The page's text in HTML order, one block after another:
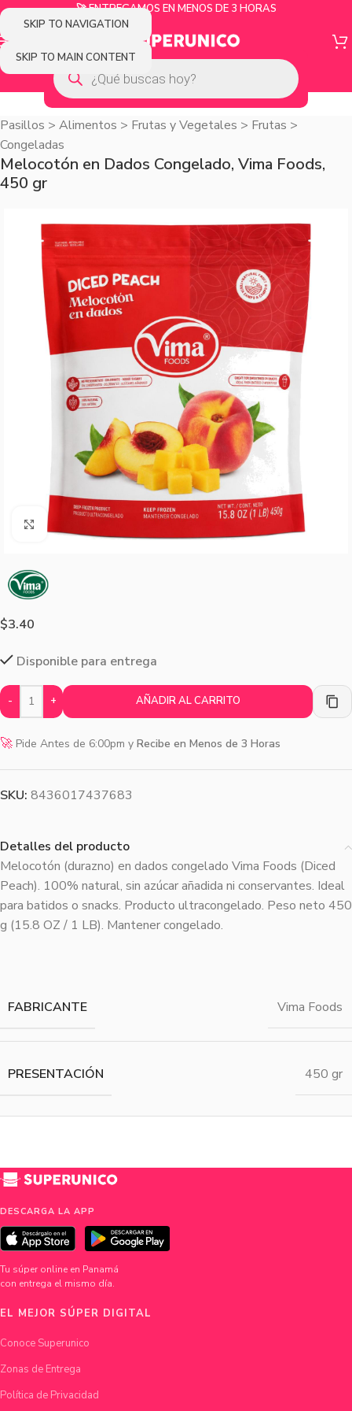
SKIP TO NAVIGATION
SKIP TO MAIN CONTENT
🚀 ENTREGAMOS EN MENOS DE 3 HORAS
Pasillos > Alimentos > Frutas y Vegetales > Frutas >
Congeladas
Melocotón en Dados Congelado, Vima Foods,
450 gr
Agrandar imagen
$3.40
Disponible para entrega
- + AÑADIR AL CARRITO
🚀 Pide Antes de 6:00pm y Recibe en Menos de 3 Horas
SKU: 8436017437683
Detalles del producto
Melocotón (durazno) en dados congelado Vima Foods (Diced
Peach). 100% natural, sin azúcar añadida ni conservantes. Ideal
para batidos o snacks. Producto ultracongelado. Peso neto 450
g (15.8 OZ / 1 LB). Mantener congelado.
FABRICANTE Vima Foods
PRESENTACIÓN 450 gr
DESCARGA LA APP
Tu súper online en Panamá
con entrega el mismo día.
EL MEJOR SÚPER DIGITAL
Conoce Superunico
Zonas de Entrega
Política de Privacidad